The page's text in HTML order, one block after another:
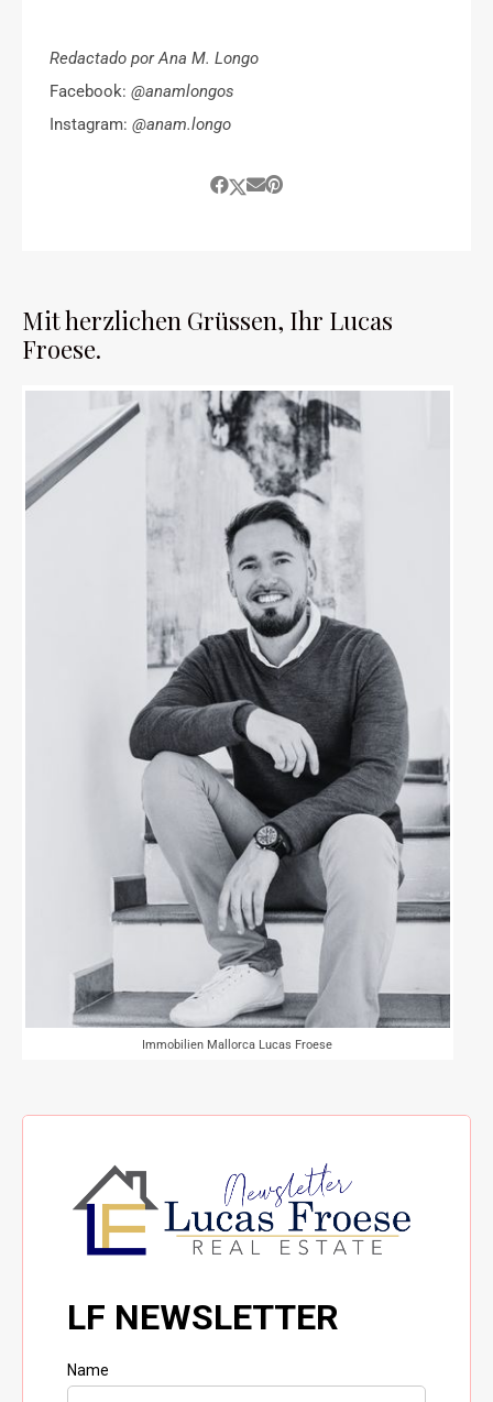
Redactado por Ana M. Longo
Facebook: @anamlongos
Instagram: @anam.longo
Mit herzlichen Grüssen, Ihr Lucas
Froese.
Immobilien Mallorca Lucas Froese